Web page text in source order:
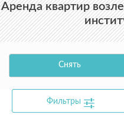
Аренда квартир
Снять
Фильтры